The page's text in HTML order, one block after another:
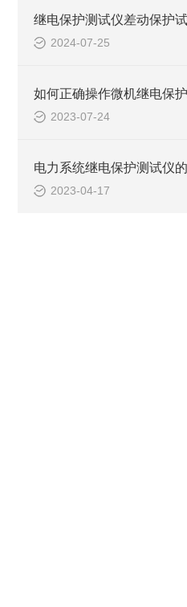
2024-07-25
2023-07-24
2023-04-17